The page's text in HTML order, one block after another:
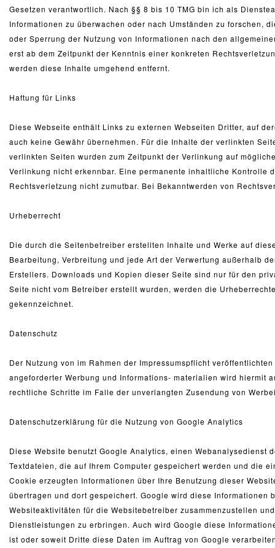
Gesetzen verantwortlich. Nach §§ 8 bis 10 TMG bin ich als
Informationen zu überwachen oder nach Umständen zu forschen,
oder Sperrung der Nutzung von Informationen nach den
erst ab dem Zeitpunkt der Kenntnis einer konkreten
werden diese Inhalte umgehend entfernt.
Haftung für Links
Diese Webseite enthält Links zu externen Webseiten Dritter, auf
auch keine Gewähr übernehmen. Für die Inhalte der verlinkten
verlinkten Seiten wurden zum Zeitpunkt der Verlinkung auf
Verlinkung nicht erkennbar. Eine permanente inhaltliche
Rechtsverletzung nicht zumutbar. Bei Bekanntwerden von
Urheberrecht
Die durch die Seitenbetreiber erstellten Inhalte und Werke auf
Bearbeitung, Verbreitung und jede Art der Verwertung außerhalb
Erstellers. Downloads und Kopien dieser Seite sind nur für den
Seite nicht vom Betreiber erstellt wurden, werden die
gekennzeichnet.
Datenschutz
Der Nutzung von im Rahmen der Impressumspflicht
angeforderter Werbung und Informations- materialien wird
rechtliche Schritte im Falle der unverlangten Zusendung von
Datenschutzerklärung für die Nutzung von Google Analytics
Diese Website benutzt Google Analytics, einen
Textdateien, die auf Ihrem Computer gespeichert werden und die
Cookie erzeugten Informationen über Ihre Benutzung dieser
übertragen und dort gespeichert. Google wird diese Informationen
Websiteaktivitäten für die Websitebetreiber zusammenzustellen
Dienstleistungen zu erbringen. Auch wird Google diese
ist oder soweit Dritte diese Daten im Auftrag von Google